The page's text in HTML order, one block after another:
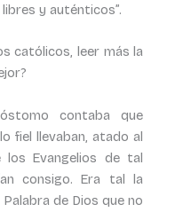
y auténticos”.
católicos, leer más la
contaba que
fiel llevaban, atado al
los Evangelios de tal
consigo. Era tal la
de Dios que no